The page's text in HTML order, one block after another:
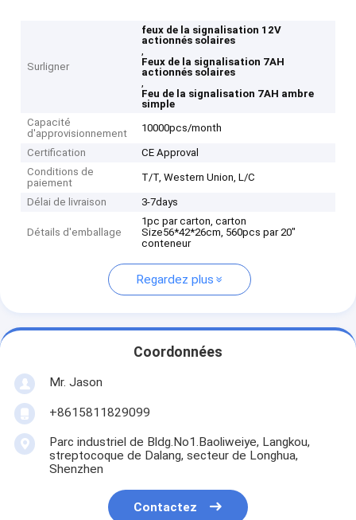
Surligner
feux de la signalisation 12V
actionnés solaires
,
Feux de la signalisation 7AH
actionnés solaires
,
Feu de la signalisation 7AH ambre
simple
Capacité
d'approvisionnement
10000pcs/month
Certification
CE Approval
Conditions de
paiement
T/T, Western Union, L/C
Délai de livraison 3-7days
Détails d'emballage
1pc par carton, carton
Size56*42*26cm, 560pcs par 20"
conteneur
Regardez plus
Coordonnées
Mr. Jason
+8615811829099
Parc industriel de Bldg.No1.Baoliweiye, Langkou,
streptocoque de Dalang, secteur de Longhua,
Shenzhen
Contactez